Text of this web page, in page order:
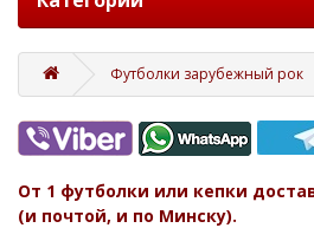
Футболки зарубежный рок
От 1 футболки или кепки
(и почтой, и по Минску).